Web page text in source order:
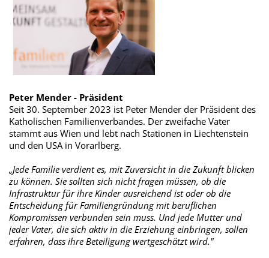
Peter Mender - Präsident
Seit 30. September 2023 ist Peter Mender der Präsident des
Katholischen Familienverbandes. Der zweifache Vater
stammt aus Wien und lebt nach Stationen in Liechtenstein
und den USA in Vorarlberg.
„Jede Familie verdient es, mit Zuversicht in die Zukunft blicken
zu können. Sie sollten sich nicht fragen müssen, ob die
Infrastruktur für ihre Kinder ausreichend ist oder ob die
Entscheidung für Familiengründung mit beruflichen
Kompromissen verbunden sein muss. Und jede Mutter und
jeder Vater, die sich aktiv in die Erziehung einbringen, sollen
erfahren, dass ihre Beteiligung wertgeschätzt wird."